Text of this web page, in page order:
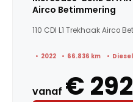
Airco Betimmering
110 CDI L1 Trekhaak Airco
2022 66.836 km Diesel
vanaf € 292